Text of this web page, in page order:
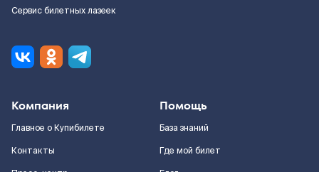
Сервис билетных лазеек
Компания
Главное о Купибилете
Контакты
Помощь
База знаний
Где мой билет